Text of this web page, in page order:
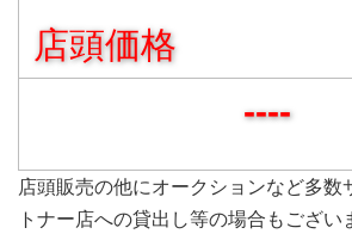
店頭価格
----
店頭販売の他にオークションなど多数
トナー店への貸出し等の場合もござい